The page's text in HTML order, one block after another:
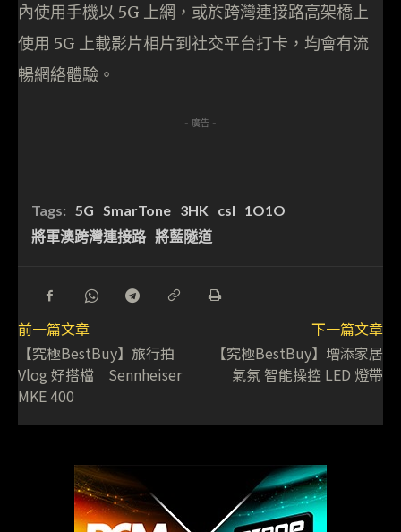
內使用手機以 5G 上網，或於跨灣連接路高架橋上
使用 5G 上載影片相片到社交平台打卡，均會有流
暢網絡體驗。
- 廣告 -
Tags: 5G SmarTone 3HK csl
1O1O
將軍澳跨灣連接路 將藍隧道
前一篇文章
【究極BestBuy】旅行拍
Vlog 好搭檔 Sennheiser
MKE 400
下一篇文章
【究極BestBuy】增添家居
氣氛 智能操控 LED 燈帶